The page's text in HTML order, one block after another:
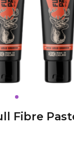
Fibre